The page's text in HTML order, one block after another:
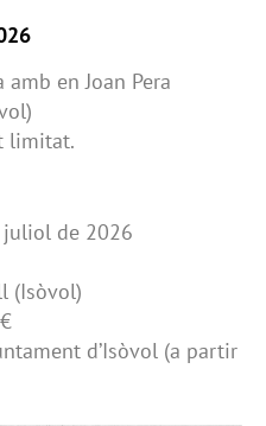
amb en Joan Pera
limitat.
juliol de 2026
(Isòvol)
d’Isòvol (a partir